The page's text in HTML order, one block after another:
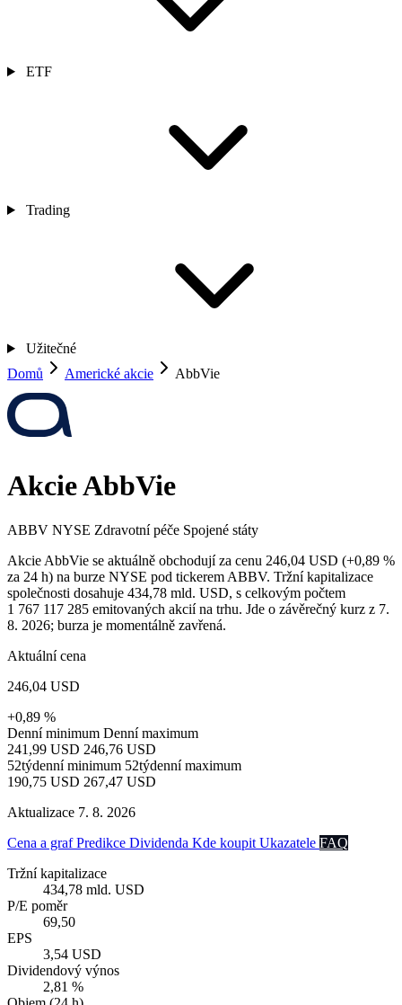
ETF
Trading
Užitečné
Domů
Americké akcie AbbVie
Akcie AbbVie
ABBV NYSE Zdravotní péče Spojené státy
Akcie AbbVie se aktuálně obchodují za cenu 246,04 USD (+0,89 %
za 24 h) na burze NYSE pod tickerem ABBV. Tržní kapitalizace
společnosti dosahuje 434,78 mld. USD, s celkovým počtem
1 767 117 285 emitovaných akcií na trhu. Jde o závěrečný kurz z 7.
8. 2026; burza je momentálně zavřená.
Aktuální cena
246,04 USD
+0,89 %
Denní minimum Denní maximum
241,99 USD 246,76 USD
52týdenní minimum 52týdenní maximum
190,75 USD 267,47 USD
Aktualizace 7. 8. 2026
Cena a grafPredikce Dividenda Kde koupit Ukazatele FAQ
Tržní kapitalizace
434,78 mld. USD
P/E poměr
69,50
EPS
3,54 USD
Dividendový výnos
2,81 %